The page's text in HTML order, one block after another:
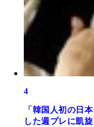
4
「韓国人初の日
した週プレに凱